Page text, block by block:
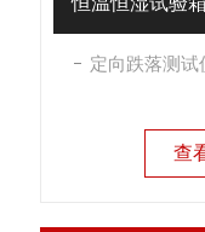
定向跌落测试
查